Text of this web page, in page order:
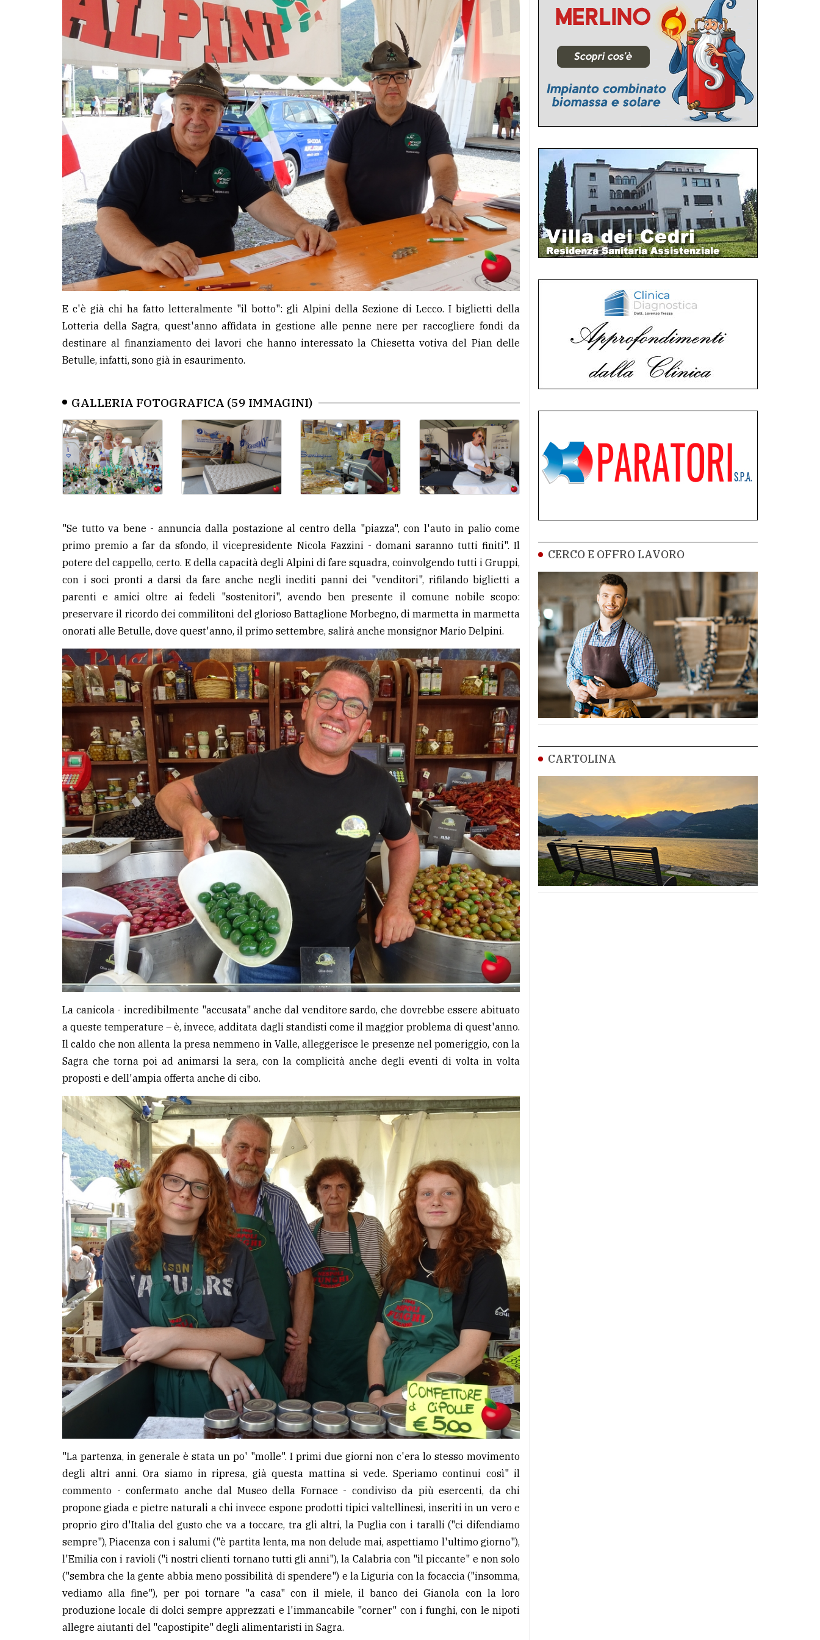
E c'è già chi ha fatto letteralmente "il botto": gli Alpini della Sezione di Lecco. I biglietti della
Lotteria della Sagra, quest'anno affidata in gestione alle penne nere per raccogliere fondi da
destinare al finanziamento dei lavori che hanno interessato la Chiesetta votiva del Pian delle
Betulle, infatti, sono già in esaurimento.
GALLERIA FOTOGRAFICA (59 IMMAGINI)
"Se tutto va bene - annuncia dalla postazione al centro della "piazza", con l'auto in palio come
primo premio a far da sfondo, il vicepresidente Nicola Fazzini - domani saranno tutti finiti". Il
potere del cappello, certo. E della capacità degli Alpini di fare squadra, coinvolgendo tutti i Gruppi,
con i soci pronti a darsi da fare anche negli inediti panni dei "venditori", rifilando biglietti a
parenti e amici oltre ai fedeli "sostenitori", avendo ben presente il comune nobile scopo:
preservare il ricordo dei commilitoni del glorioso Battaglione Morbegno, di marmetta in marmetta
onorati alle Betulle, dove quest'anno, il primo settembre, salirà anche monsignor Mario Delpini.
La canicola - incredibilmente "accusata" anche dal venditore sardo, che dovrebbe essere abituato
a queste temperature – è, invece, additata dagli standisti come il maggior problema di quest'anno.
Il caldo che non allenta la presa nemmeno in Valle, alleggerisce le presenze nel pomeriggio, con la
Sagra che torna poi ad animarsi la sera, con la complicità anche degli eventi di volta in volta
proposti e dell'ampia offerta anche di cibo.
"La partenza, in generale è stata un po' "molle". I primi due giorni non c'era lo stesso movimento
degli altri anni. Ora siamo in ripresa, già questa mattina si vede. Speriamo continui così" il
commento - confermato anche dal Museo della Fornace - condiviso da più esercenti, da chi
propone giada e pietre naturali a chi invece espone prodotti tipici valtellinesi, inseriti in un vero e
proprio giro d'Italia del gusto che va a toccare, tra gli altri, la Puglia con i taralli ("ci difendiamo
sempre"), Piacenza con i salumi ("è partita lenta, ma non delude mai, aspettiamo l'ultimo giorno"),
l'Emilia con i ravioli ("i nostri clienti tornano tutti gli anni"), la Calabria con "il piccante" e non solo
("sembra che la gente abbia meno possibilità di spendere") e la Liguria con la focaccia ("insomma,
vediamo alla fine"), per poi tornare "a casa" con il miele, il banco dei Gianola con la loro
produzione locale di dolci sempre apprezzati e l'immancabile "corner" con i funghi, con le nipoti
allegre aiutanti del "capostipite" degli alimentaristi in Sagra.
CERCO E OFFRO LAVORO
CARTOLINA